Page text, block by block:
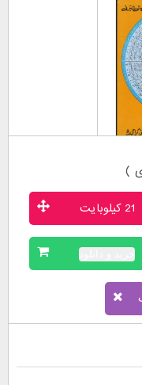
)
21 کیلوبایت
خرید و دانلود